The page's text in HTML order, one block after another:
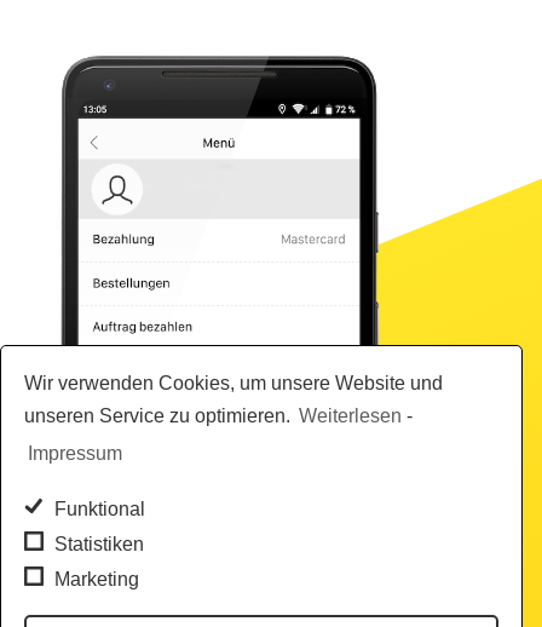
Wir verwenden Cookies, um unsere Website und
unseren Service zu optimieren. Weiterlesen -
Impressum
Funktional
Statistiken
Marketing
Gewerbering 18/I
83646 Bad Tölz